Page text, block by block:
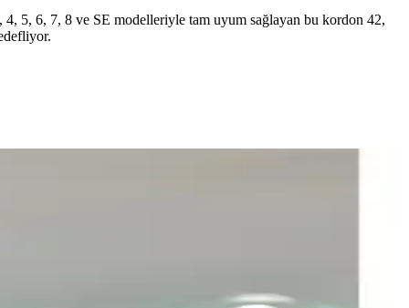
5, 6, 7, 8 ve SE modelleriyle tam uyum sağlayan bu kordon 42,